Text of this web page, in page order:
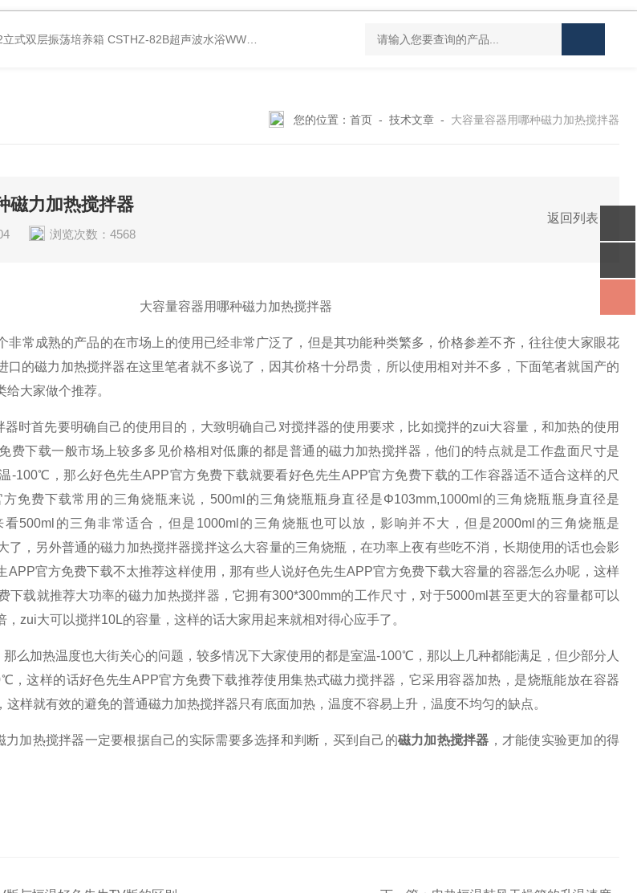
式双层振荡培养箱 CSTHZ-82B超声波水浴WWW.好色先生 DC-20L低温恒温水浴 HY-100L大容量恒温油浴锅
您的位置： 首页 - 技术文章 - 大容量容器用哪种磁力加热搅拌器
磁力加热搅拌器
04 浏览次数：4568
返回列表
大容量容器用哪种磁力加热搅拌器
非常成熟的产品的在市场上的使用已经非常广泛了，但是其功能种类繁多，价格参差不齐，往往使大家眼花
口的磁力加热搅拌器在这里笔者就不多说了，因其价格十分昂贵，所以使用相对并不多，下面笔者就国产的
大家做个推荐。
时首先要明确自己的使用目的，大致明确自己对搅拌器的使用要求，比如搅拌的zui大容量，和加热的使用
费下载一般市场上较多多见价格相对低廉的都是普通的磁力加热搅拌器，他们的特点就是工作盘面尺寸是
-100℃，那么好色先生APP官方免费下载就要看好色先生APP官方免费下载的工作容器适不适合这样的尺
免费下载常用的三角烧瓶来说， 500ml 的三角烧瓶瓶身直径是Φ103mm,1000ml 的三角烧瓶瓶身直径是
看500ml 的三角非常适合，但是 1000ml 的三角烧瓶也可以放，影响并不大，但是2000ml 的三角烧瓶是
了，另外普通的磁力加热搅拌器搅拌这么大容量的三角烧瓶，在功率上夜有些吃不消，长期使用的话也会影
APP官方免费下载不太推荐这样使用，那有些人说好色先生APP官方免费下载大容量的容器怎么办呢，这样
下载就推荐大功率的磁力加热搅拌器，它拥有300*300mm的工作尺寸，对于5000ml甚至更大的容量都可以
，zui大可以搅拌10L的容量，这样的话大家用起来就相对得心应手了。
么加热温度也大街关心的问题，较多情况下大家使用的都是室温-100℃，那以上几种都能满足，但少部分人
℃，这样的话好色先生APP官方免费下载推荐使用集热式磁力搅拌器，它采用容器加热，是烧瓶能放在容器
这样就有效的避免的普通磁力加热搅拌器只有底面加热，温度不容易上升，温度不均匀的缺点。
加热搅拌器一定要根据自己的实际需要多选择和判断，买到自己的磁力加热搅拌器 ，才能使实验更加的得